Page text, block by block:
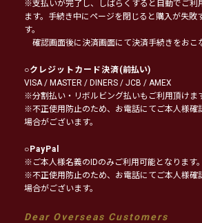
※支払いが完了し、しばらくすると自動でご利
ます。手続き中にページを閉じると購入が失敗
す。
確認画面後に決済画面にて決済手続きをおこ
○クレジットカード決済(前払い)
VISA / MASTER / DINERS / JCB / AMEX
※分割払い・リボルビング払いもご利用頂けま
※不正使用防止のため、お電話にてご本人様確
場合がございます。
○PayPal
※ご本人様名義のIDのみご利用可能となります。
※不正使用防止のため、お電話にてご本人様確
場合がございます。
Dear Overseas Customers